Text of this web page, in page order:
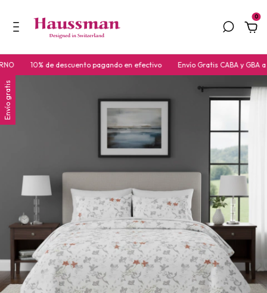
0
10% de descuento pagando en efectivo Envío Gratis CABA y GBA
Envío gratis